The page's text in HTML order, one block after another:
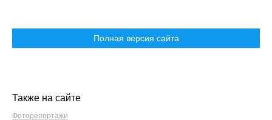
Полная версия сайта
Также на сайте
Фоторепортажи